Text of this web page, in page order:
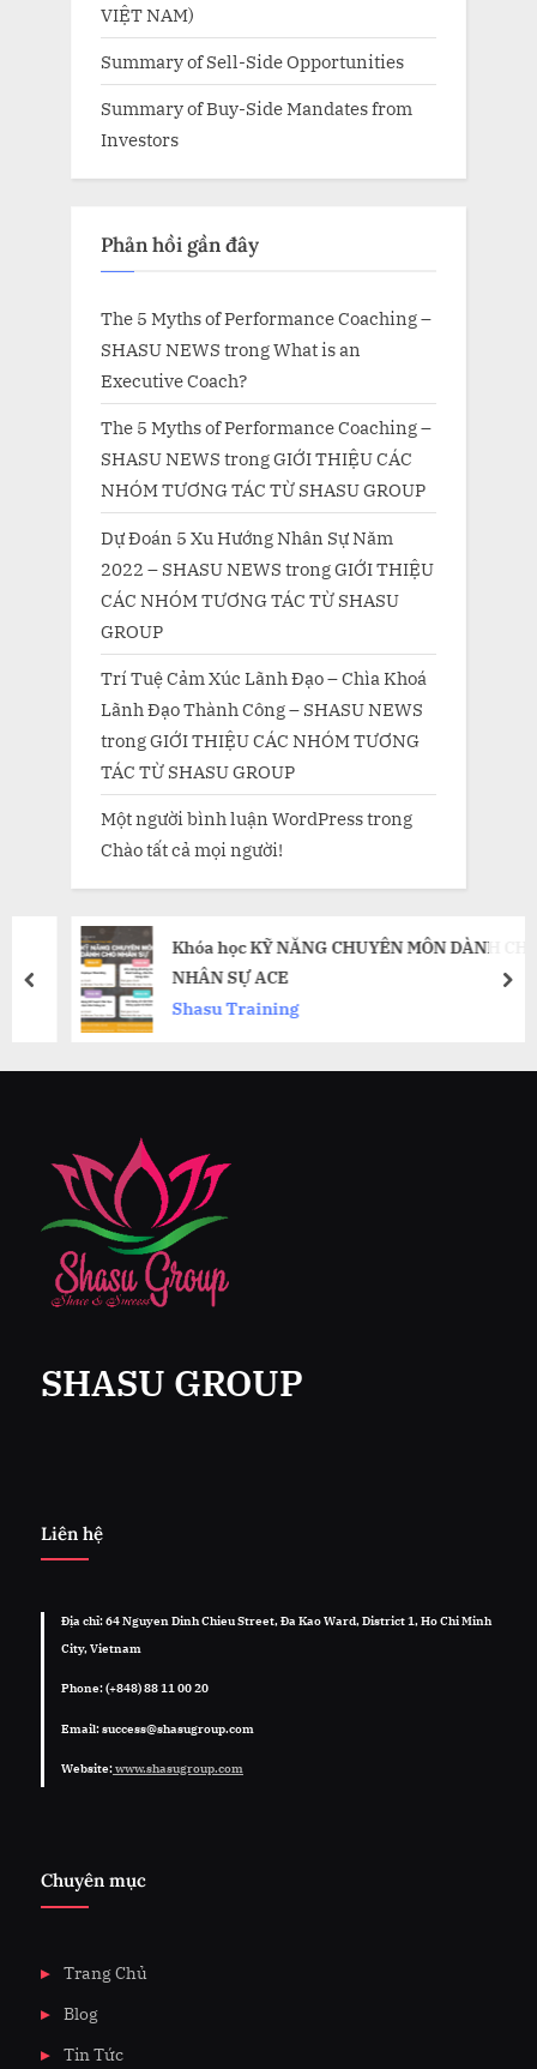
VIỆT NAM)
Summary of Sell-Side Opportunities
Summary of Buy-Side Mandates from
Investors
Phản hồi gần đây
The 5 Myths of Performance Coaching –
SHASU NEWS trongWhat is an
Executive Coach?
The 5 Myths of Performance Coaching –
SHASU NEWS trongGIỚI THIỆU CÁC
NHÓM TƯƠNG TÁC TỪ SHASU GROUP
Dự Đoán 5 Xu Hướng Nhân Sự Năm
2022 – SHASU NEWS trongGIỚI THIỆU
CÁC NHÓM TƯƠNG TÁC TỪ SHASU
GROUP
Trí Tuệ Cảm Xúc Lãnh Đạo – Chìa Khoá
Lãnh Đạo Thành Công – SHASU NEWS
trongGIỚI THIỆU CÁC NHÓM TƯƠNG
TÁC TỪ SHASU GROUP
Một người bình luận WordPresstrong
Chào tất cả mọi người!
Khóa học KỸ NĂNG CHUYÊN MÔN DÀNH CHO
NHÂN SỰ ACE
Shasu Training
prev
SHASU GROUP
Liên hệ
Địa chỉ: 64 Nguyen Dinh Chieu Street, Đa Kao Ward, District 1, Ho Chi Minh
City, Vietnam
Phone: (+848) 88 11 00 20
Email: success@shasugroup.com
Website:www.shasugroup.com
Chuyên mục
Trang Chủ
Blog
Tin Tức